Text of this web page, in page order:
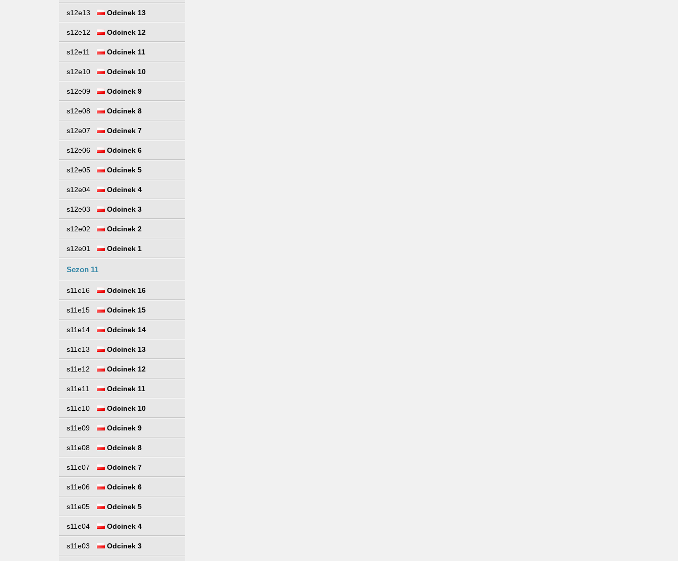
s12e13 Odcinek 13
s12e12 Odcinek 12
s12e11 Odcinek 11
s12e10 Odcinek 10
s12e09 Odcinek 9
s12e08 Odcinek 8
s12e07 Odcinek 7
s12e06 Odcinek 6
s12e05 Odcinek 5
s12e04 Odcinek 4
s12e03 Odcinek 3
s12e02 Odcinek 2
s12e01 Odcinek 1
Sezon 11
s11e16 Odcinek 16
s11e15 Odcinek 15
s11e14 Odcinek 14
s11e13 Odcinek 13
s11e12 Odcinek 12
s11e11 Odcinek 11
s11e10 Odcinek 10
s11e09 Odcinek 9
s11e08 Odcinek 8
s11e07 Odcinek 7
s11e06 Odcinek 6
s11e05 Odcinek 5
s11e04 Odcinek 4
s11e03 Odcinek 3